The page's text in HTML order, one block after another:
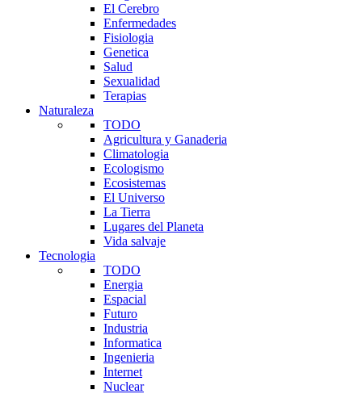
El Cerebro
Enfermedades
Fisiologia
Genetica
Salud
Sexualidad
Terapias
Naturaleza
TODO
Agricultura y Ganaderia
Climatologia
Ecologismo
Ecosistemas
El Universo
La Tierra
Lugares del Planeta
Vida salvaje
Tecnologia
TODO
Energia
Espacial
Futuro
Industria
Informatica
Ingenieria
Internet
Nuclear